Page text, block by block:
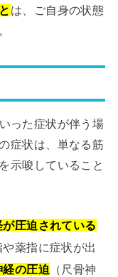
は、ご自身の状態
った症状が伴う場
症状は、単なる筋
示唆していること
が圧迫されている
薬指に症状が出
経の圧迫
（尺骨神